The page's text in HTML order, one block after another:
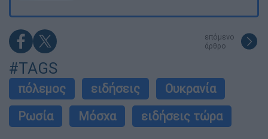
επόμενο
άρθρο
#TAGS
πόλεμος ειδήσεις
Ουκρανία
Ρωσία
Μόσχα ειδήσεις τώρα